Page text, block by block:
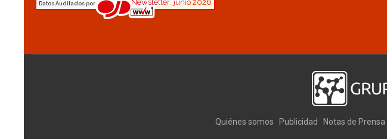
Quiénes somos Publicidad Notas de Prensa